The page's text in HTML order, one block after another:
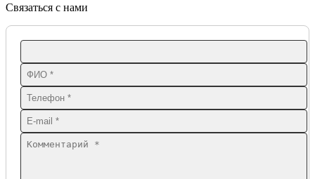
Связаться с нами